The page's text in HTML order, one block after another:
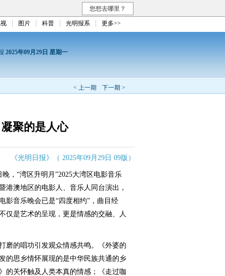
您想去哪里？
图片 科普 光明报系 更多>>
2025年09月29日 星期一
< 上一期 下一期 >
聚的是人心
《光明日报》（ 2025年09月29日 09版）
“湾区升明月”2025大湾区电影音乐
港澳地区的电影人、音乐人同台演出，
影音乐晚会已是“四度相约”，曲目经
仅是艺术的呈现，更是情感的交融、人
的唱功引发观众情感共鸣。《外婆的
的思乡情怀展现的是中华民族共通的乡
的关怀触及人类本真的情感；《走过咖